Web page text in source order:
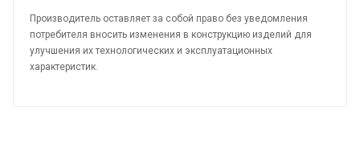
Производитель оставляет за собой право без уведомления
потребителя вносить изменения в конструкцию изделий для
улучшения их технологических и эксплуатационных
характеристик.